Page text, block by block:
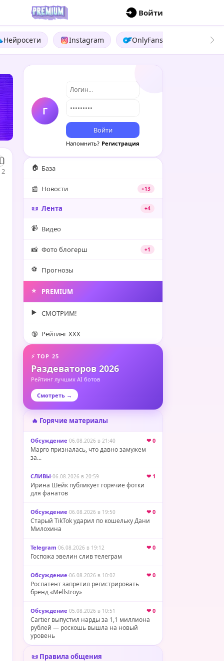
Войти
Нейросети Instagram OnlyFans Boosty
2
Г
Войти
Напомнить? Регистрация
🏠 База
📰 Новости +13
📜 Лента +4
📹 Видео
📸 Фото блогерш +1
⚽️ Прогнозы
⭐️ PREMIUM
▶️ СМОТРИМ!
🔞 Рейтинг XXX
⚡ TOP 25
Раздеваторов 2026
Рейтинг лучших AI ботов
Смотреть →
🔥 Горячие материалы
Обсуждение·06.08.2026 в 21:40 ❤ 0
Марго призналась, что давно замужем
за...
СЛИВЫ·06.08.2026 в 20:59 ❤ 1
Ирина Шейк публикует горячие фотки
для фанатов
Обсуждение·06.08.2026 в 19:50 ❤ 0
Старый TikTok ударил по кошельку Дани
Милохина
Telegram·06.08.2026 в 19:12 ❤ 0
Госпожа эвелин слив телеграм
Обсуждение·06.08.2026 в 10:02 ❤ 0
Роспатент запретил регистрировать
бренд «Mellstroy»
Обсуждение·05.08.2026 в 10:51 ❤ 0
Cartier выпустил нарды за 1,1 миллиона
рублей — роскошь вышла на новый
уровень
📜 Правила общения